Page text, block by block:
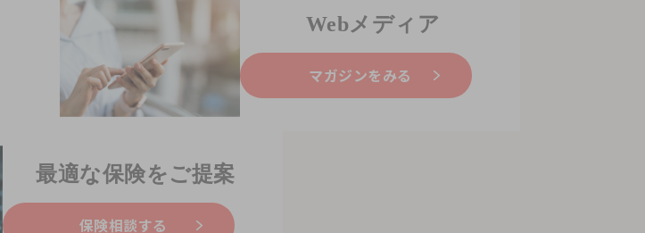
Webメディア
マガジンをみる
最適な保険をご提案
保険相談する